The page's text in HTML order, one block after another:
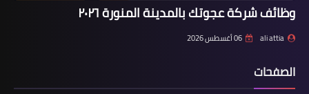
وظائف شركة عجوتك بالمدينة المنورة ٢٠٢٦
ali attia 06 أغسطس 2026
الصفحات